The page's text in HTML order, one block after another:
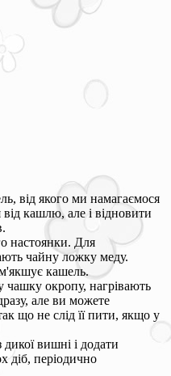
від якого ми намагаємося
кашлю, але і відновити
настоянки. Для
чайну ложку меду.
кашель.
окропу, нагрівають
але ви можете
що не слід її пити, якщо у
вишні і додати
діб, періодично